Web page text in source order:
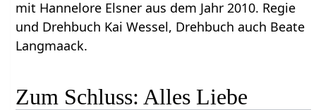
mit Hannelore Elsner aus dem Jahr 2010. Regie
und Drehbuch Kai Wessel, Drehbuch auch Beate
Langmaack.
Zum Schluss: Alles Liebe